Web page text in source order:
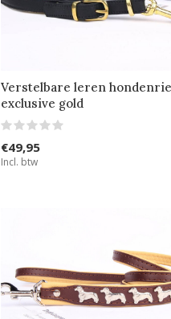
Verstelbare leren
exclusive gold
€49,95
Incl. btw